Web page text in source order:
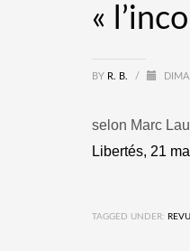
«
BY R. B. /
selon Marc
Libertés, 21
TAGGED UNDER: